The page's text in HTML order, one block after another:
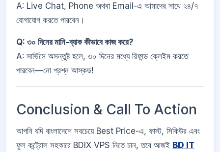
A: Live Chat, Phone অথবা Email-এ আমাদের সাথে ২৪/৭
যোগাযোগ করতে পারবেন।
Q: ৩০ দিনের মানি-ব্যাক কীভাবে কাজ করে?
A: সার্ভিসে অসন্তুষ্ট হলে, ৩০ দিনের মধ্যে রিফান্ড ক্লেইম করতে
পারবেন—নো প্রশ্ন আস্কড!
Conclusion & Call To Action
আপনি যদি বাংলাদেশে সবচেয়ে Best Price-এ, ফাস্ট, সিকিউর এবং
ফুল কন্ট্রোল সহকারে BDIX VPS নিতে চান, তবে আজই BD IT